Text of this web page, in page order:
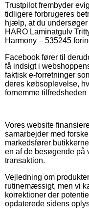
Trustpilot frembyder
tidligere forbrugeres
hjælp, at du
HARO Laminatgulv
Harmony – 535245
Facebook fører til
få indsigt i
faktisk e-forretninger
deres købsoplevelse,
fornemme tilfredsheden
Vores website
samarbejder med
markedsfører
en af de besøgende på
transaktion.
Vejledning om
rutinemæssigt, men vi
korrektioner der
opdaterede sidens